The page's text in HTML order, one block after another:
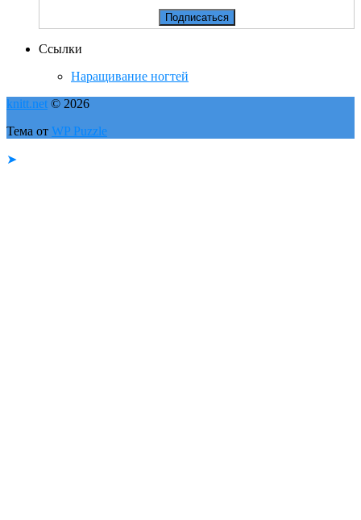
Ссылки
Наращивание ногтей
knitt.net © 2026
Тема от WP Puzzle
➤